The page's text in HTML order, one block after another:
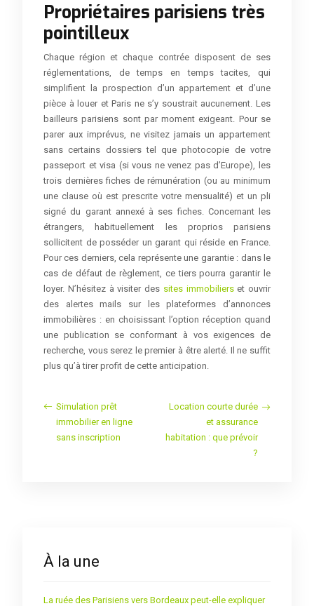
Propriétaires parisiens très
pointilleux
Chaque région et chaque contrée disposent de ses
réglementations, de temps en temps tacites, qui
simplifient la prospection d’un appartement et d’une
pièce à louer et Paris ne s’y soustrait aucunement. Les
bailleurs parisiens sont par moment exigeant. Pour se
parer aux imprévus, ne visitez jamais un appartement
sans certains dossiers tel que photocopie de votre
passeport et visa (si vous ne venez pas d’Europe), les
trois dernières fiches de rémunération (ou au minimum
une clause où est prescrite votre mensualité) et un pli
signé du garant annexé à ses fiches. Concernant les
étrangers, habituellement les proprios parisiens
sollicitent de posséder un garant qui réside en France.
Pour ces derniers, cela représente une garantie : dans le
cas de défaut de règlement, ce tiers pourra garantir le
loyer. N’hésitez à visiter des sites immobilierset ouvrir
des alertes mails sur les plateformes d’annonces
immobilières : en choisissant l’option réception quand
une publication se conformant à vos exigences de
recherche, vous serez le premier à être alerté. Il ne suffit
plus qu’à tirer profit de cette anticipation.
Simulation prêt
immobilier en ligne
sans inscription
Location courte durée
et assurance
habitation : que prévoir
?
À la une
La ruée des Parisiens vers Bordeaux peut-elle expliquer